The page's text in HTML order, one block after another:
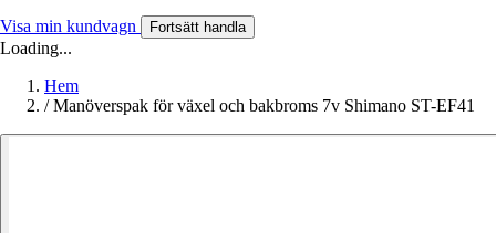
Visa min kundvagn Fortsätt handla
Loading...
Hem
/ Manöverspak för växel och bakbroms 7v Shimano ST-EF41